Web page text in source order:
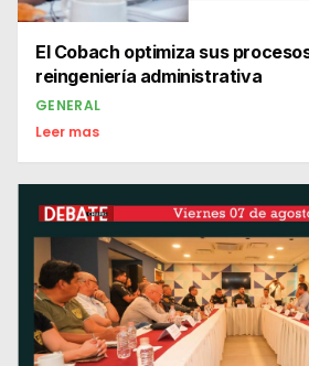
El Cobach optimiza sus
reingeniería administrativa
GENERAL
Leer mas